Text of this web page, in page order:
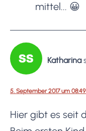
mittel... 😀
Katharina
5. September 2017 um
Hier gibt es seit